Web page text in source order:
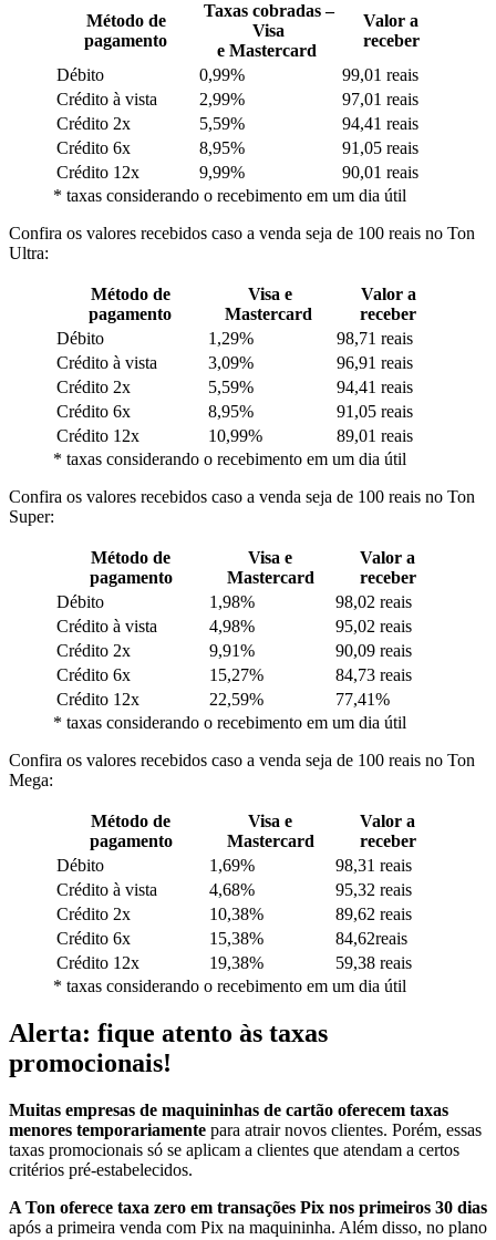
Método de
pagamento
Taxas cobradas –
Visa
e Mastercard
Valor a
receber
Débito
0,99%
99,01 reais
Crédito à vista
2,99%
97,01 reais
Crédito 2x
5,59%
94,41 reais
Crédito 6x
8,95%
91,05 reais
Crédito 12x
9,99%
90,01 reais
* taxas considerando o recebimento em um dia útil
Confira os valores recebidos caso a venda seja de 100 reais no Ton
Ultra:
Método de
pagamento
Visa e
Mastercard
Valor a
receber
Débito
1,29%
98,71 reais
Crédito à vista
3,09%
96,91 reais
Crédito 2x
5,59%
94,41 reais
Crédito 6x
8,95%
91,05 reais
Crédito 12x
10,99%
89,01 reais
* taxas considerando o recebimento em um dia útil
Confira os valores recebidos caso a venda seja de 100 reais no Ton
Super:
Método de
pagamento
Visa e
Mastercard
Valor a
receber
Débito
1,98%
98,02 reais
Crédito à vista
4,98%
95,02 reais
Crédito 2x
9,91%
90,09 reais
Crédito 6x
15,27%
84,73 reais
Crédito 12x
22,59%
77,41%
* taxas considerando o recebimento em um dia útil
Confira os valores recebidos caso a venda seja de 100 reais no Ton
Mega:
Método de
pagamento
Visa e
Mastercard
Valor a
receber
Débito
1,69%
98,31 reais
Crédito à vista
4,68%
95,32 reais
Crédito 2x
10,38%
89,62 reais
Crédito 6x
15,38%
84,62reais
Crédito 12x
19,38%
59,38 reais
* taxas considerando o recebimento em um dia útil
Alerta: fique atento às taxas
promocionais!
Muitas empresas de maquininhas de cartão oferecem taxas
menores temporariamente para atrair novos clientes. Porém, essas
taxas promocionais só se aplicam a clientes que atendam a certos
critérios pré-estabelecidos.
A Ton oferece taxa zero em transações Pix nos primeiros 30 dias
após a primeira venda com Pix na maquininha. Além disso, no plano